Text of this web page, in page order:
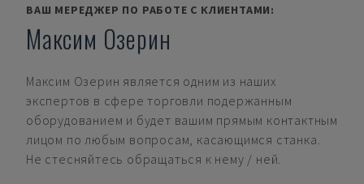
ВАШ МЕРЕДЖЕР ПО РАБОТЕ С КЛИЕНТАМИ:
Максим Озерин
Максим Озерин является одним из наших
экспертов в сфере торговли подержанным
оборудованием и будет вашим прямым контактным
лицом по любым вопросам, касающимся станка.
Не стесняйтесь обращаться к нему / ней.